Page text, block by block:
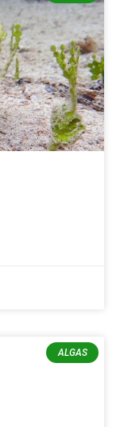
ALGAS